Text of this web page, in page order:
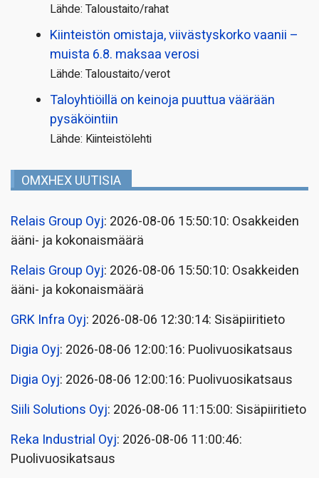
Lähde: Taloustaito/rahat
Kiinteistön omistaja, viivästyskorko vaanii –
muista 6.8. maksaa verosi
Lähde: Taloustaito/verot
Taloyhtiöillä on keinoja puuttua väärään
pysäköintiin
Lähde: Kiinteistölehti
OMXHEX UUTISIA
Relais Group Oyj: 2026-08-06 15:50:10: Osakkeiden
ääni- ja kokonaismäärä
Relais Group Oyj: 2026-08-06 15:50:10: Osakkeiden
ääni- ja kokonaismäärä
GRK Infra Oyj: 2026-08-06 12:30:14: Sisäpiiritieto
Digia Oyj: 2026-08-06 12:00:16: Puolivuosikatsaus
Digia Oyj: 2026-08-06 12:00:16: Puolivuosikatsaus
Siili Solutions Oyj: 2026-08-06 11:15:00: Sisäpiiritieto
Reka Industrial Oyj: 2026-08-06 11:00:46:
Puolivuosikatsaus